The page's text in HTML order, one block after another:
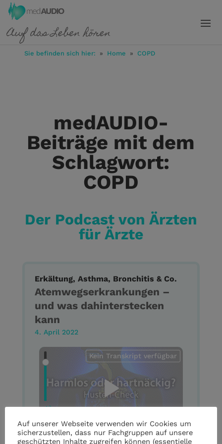
Sie befinden sich hier: » Home » COPD
medAUDIO-
Beiträge mit dem
Schlagwort:
COPD
Der Podcast von Ärzten
für Ärzte
Erkältung, Asthma, Bronchitis & Co.
Atemwegserkrankungen –
und was dahinterstecken
kann
4. April 2022
Kein Transkript verfügbar
Auf unserer Webseite verwenden wir Cookies um
sicherzustellen, dass nur Fachgruppen auf unsere
geschützten Inhalte zugreifen können (essentielle